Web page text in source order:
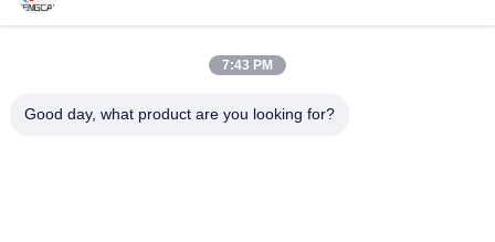
7:43 PM
Good day, what product are you looking for?